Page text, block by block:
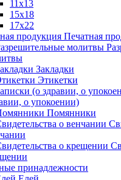
11х13
15х18
17х22
Печатная
Закладки
Этикетки
о упокоении)
Помянники
принадлежности